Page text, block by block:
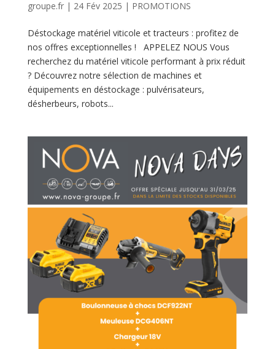
groupe.fr| 24 Fév 2025 | PROMOTIONS
Déstockage matériel viticole et tracteurs : profitez de
nos offres exceptionnelles ! APPELEZ NOUS Vous
recherchez du matériel viticole performant à prix réduit
? Découvrez notre sélection de machines et
équipements en déstockage : pulvérisateurs,
désherbeurs, robots...